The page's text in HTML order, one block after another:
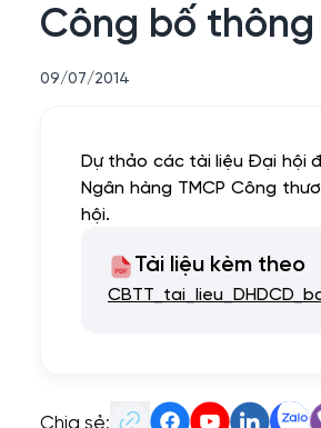
Công bố
09/07/2014
Dự thảo các tài liệu Đại hội
Ngân hàng TMCP Công
hội.
Tài liệu kèm theo
Chia sẻ: